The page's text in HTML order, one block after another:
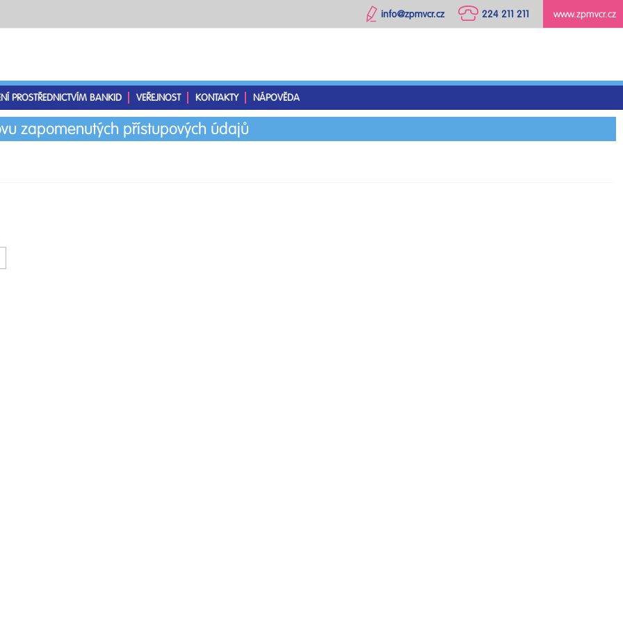
www.zpmvcr.cz
224 211 211
info@zpmvcr.cz
PROSTŘEDNICTVÍM BANKID VEŘEJNOST KONTAKTY NÁPOVĚDA
zapomenutých přístupových údajů